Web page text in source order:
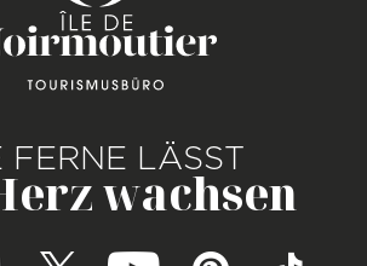
FERNE LÄSST
wachsen